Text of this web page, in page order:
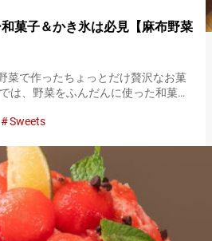
菓子＆かき氷は必見【麻布野菜
菜で作ったちょっとだけ贅沢なお菓
は、野菜をふんだんに使った和菓子
イーツの数々。特におすすめのもの
Sweets